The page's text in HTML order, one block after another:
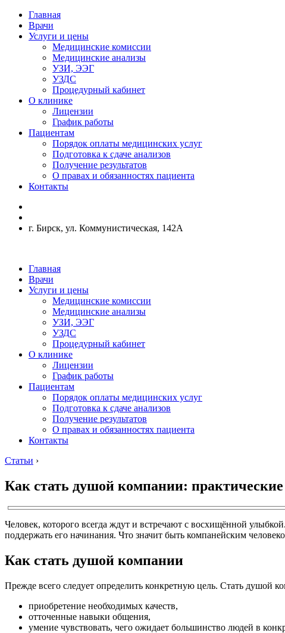
Главная
Врачи
Услуги и цены
Медицинские комиссии
Медицинские анализы
УЗИ, ЭЭГ
УЗДС
Процедурный кабинет
О клинике
Лицензии
График работы
Пациентам
Порядок оплаты медицинских услуг
Подготовка к сдаче анализов
Получение результатов
О правах и обязанностях пациента
Контакты
г. Бирск, ул. Коммунистическая, 142А
Главная
Врачи
Услуги и цены
Медицинские комиссии
Медицинские анализы
УЗИ, ЭЭГ
УЗДС
Процедурный кабинет
О клинике
Лицензии
График работы
Пациентам
Порядок оплаты медицинских услуг
Подготовка к сдаче анализов
Получение результатов
О правах и обязанностях пациента
Контакты
Статьи ›
Как стать душой компании:
Человек, которого всегда ждут и встречают с восхищённой
поддержать его начинания. Что значит быть компанейским
Как стать душой компании
Прежде всего следует определить конкретную цель. Стать душой
приобретение необходимых качеств,
отточенные навыки общения,
умение чувствовать, чего ожидает большинство людей в